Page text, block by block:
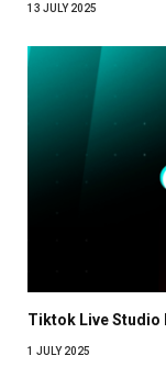
13 JULY 2025
Tiktok Live Studio
1 JULY 2025